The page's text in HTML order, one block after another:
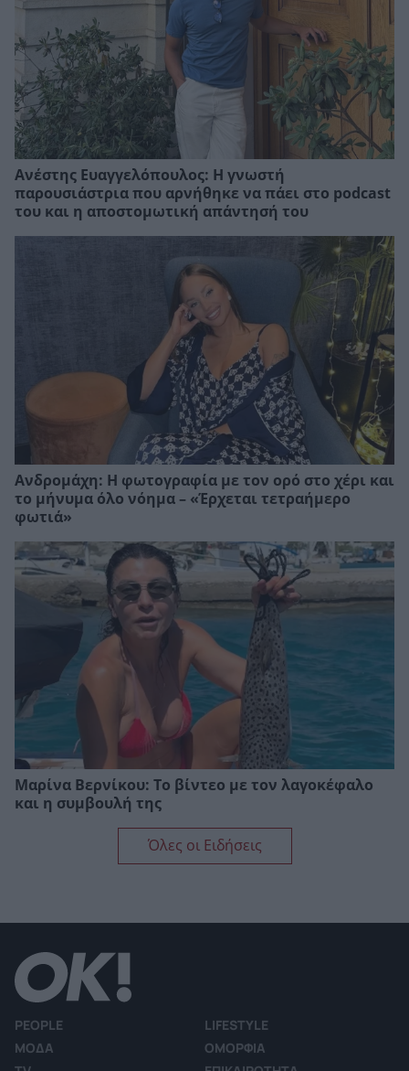
Ανέστης Ευαγγελόπουλος: Η γνωστή
παρουσιάστρια που αρνήθηκε να πάει στο podcast
του και η αποστομωτική απάντησή του
Ανδρομάχη: Η φωτογραφία με τον ορό στο χέρι και
το μήνυμα όλο νόημα – «Έρχεται τετραήμερο
φωτιά»
Μαρίνα Βερνίκου: Το βίντεο με τον λαγοκέφαλο
και η συμβουλή της
Όλες οι Ειδήσεις
PEOPLE
LIFESTYLE
ΜΟΔΑ
ΟΜΟΡΦΙΑ